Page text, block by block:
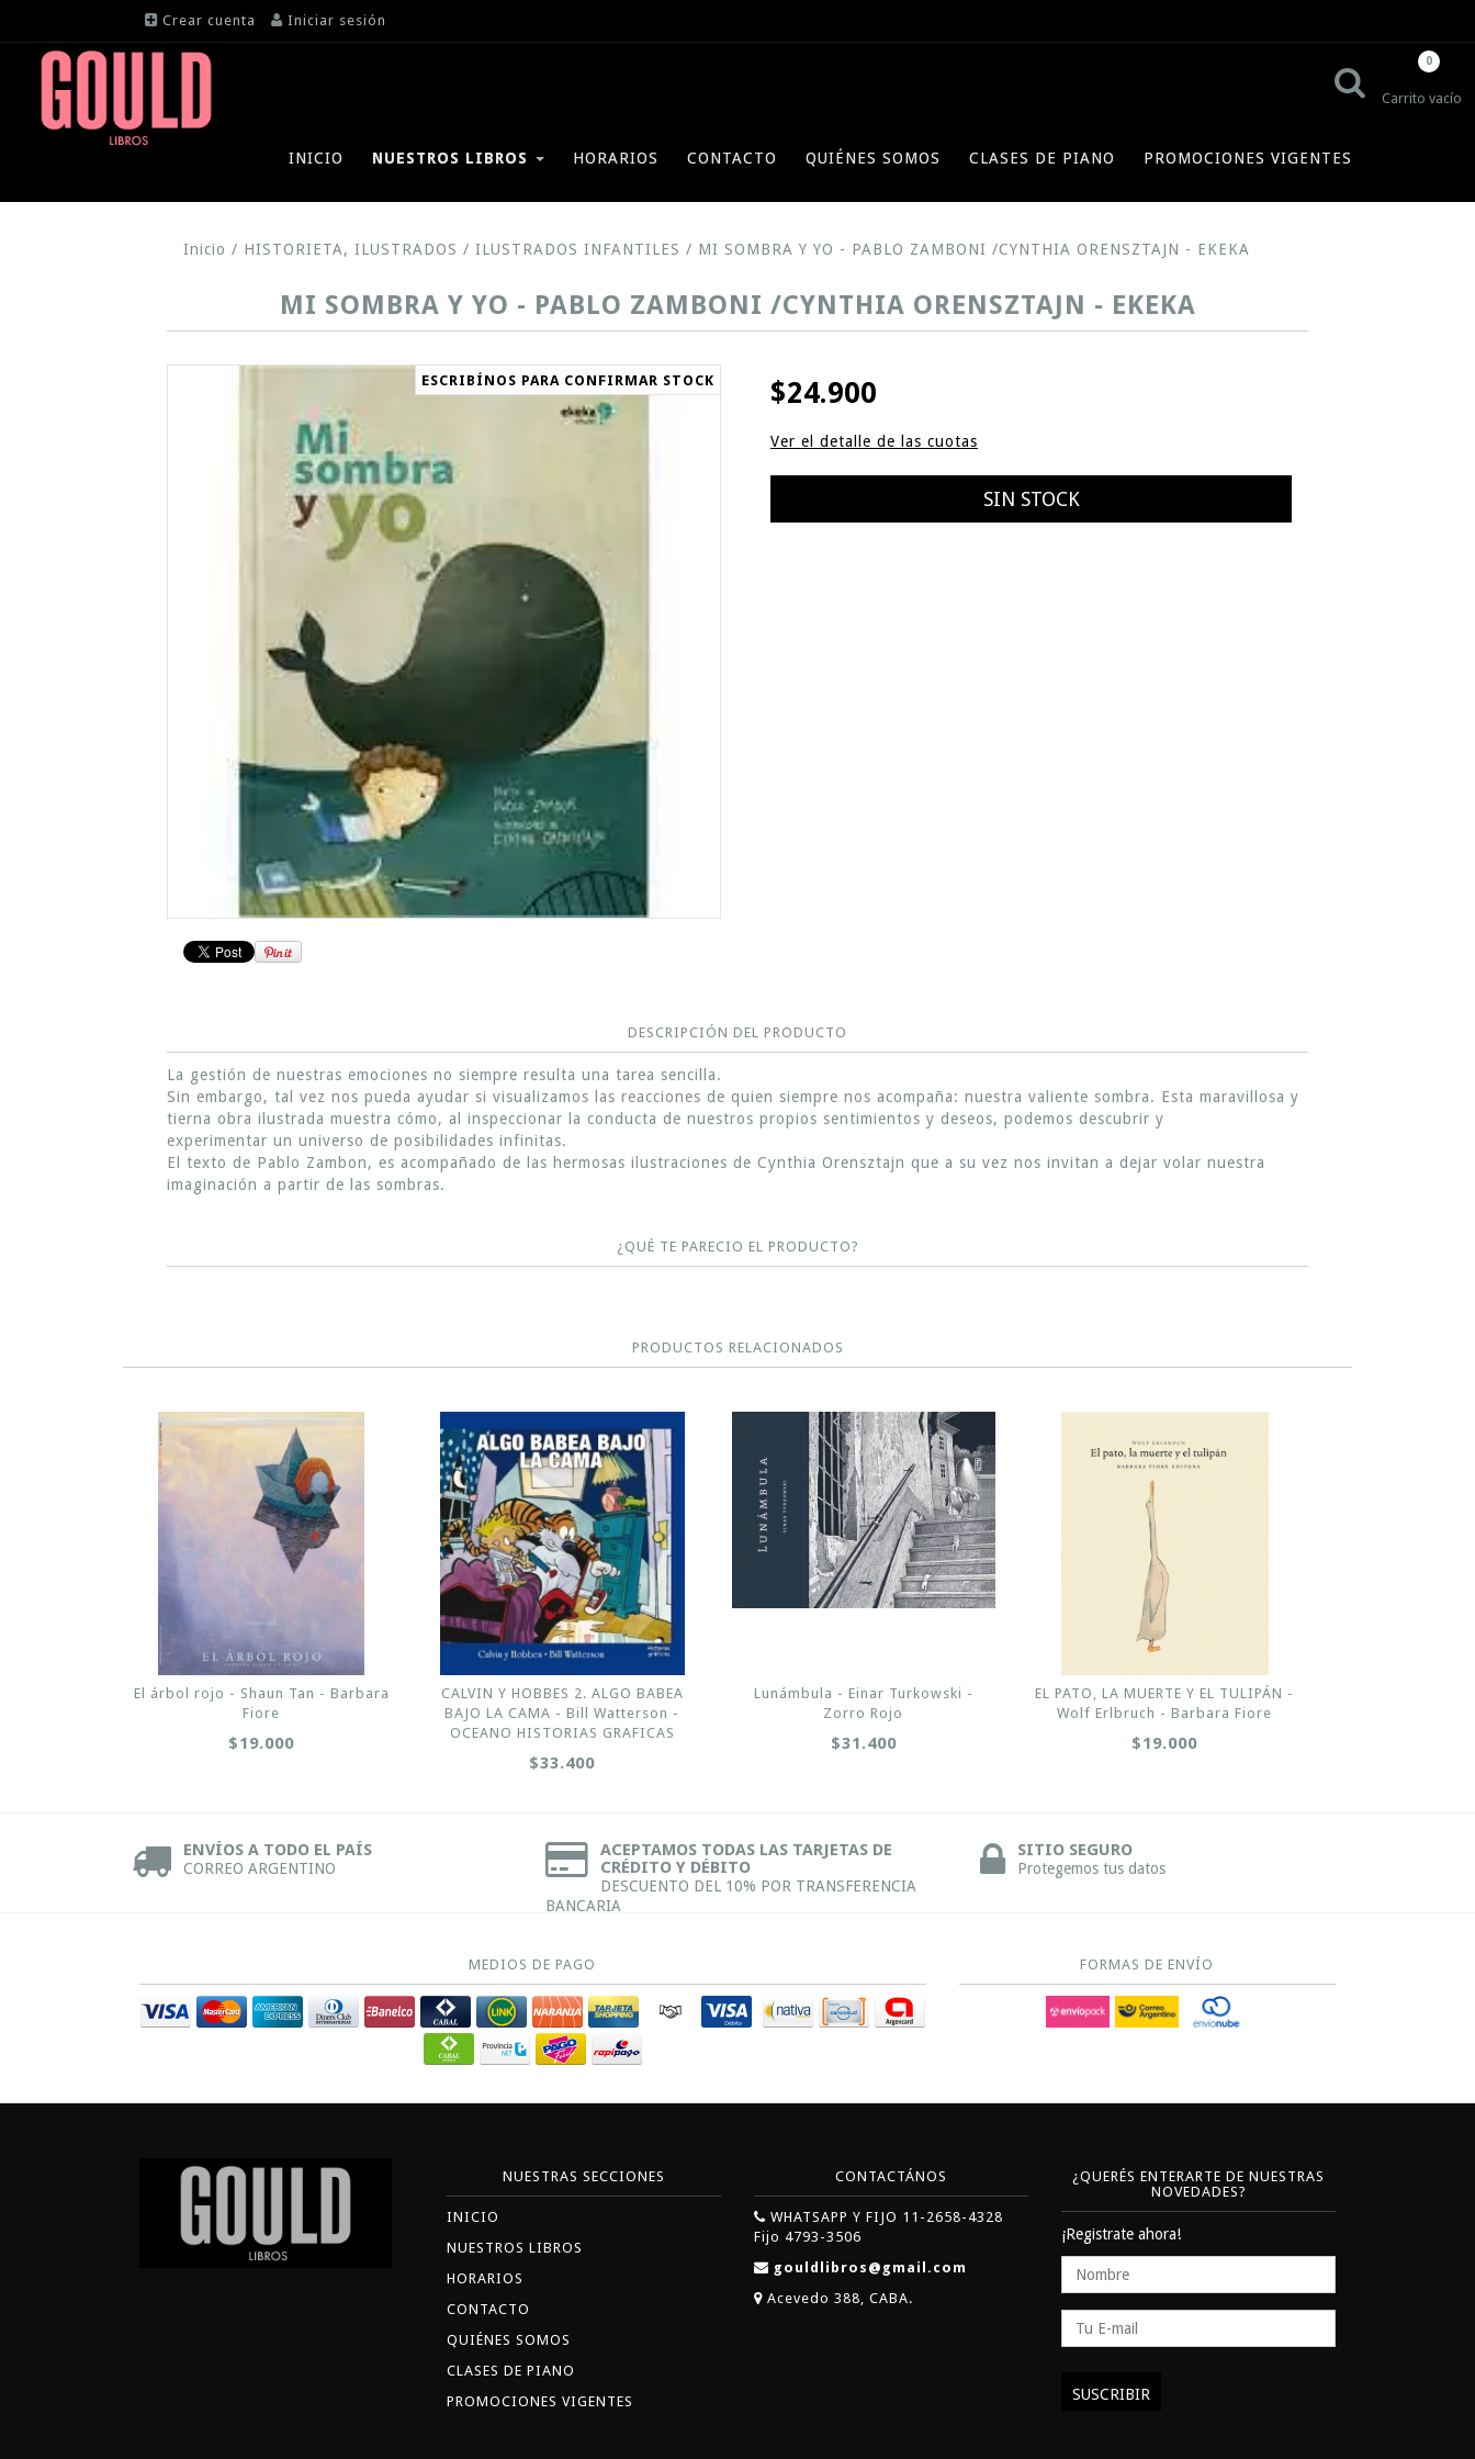
Crear cuenta Iniciar sesión
Carrito vacío
0
INICIO NUESTROS LIBROS HORARIOS CONTACTO QUIÉNES SOMOS CLASES DE PIANO PROMOCIONES VIGENTES
Inicio / HISTORIETA, ILUSTRADOS / ILUSTRADOS INFANTILES / MI SOMBRA Y YO - PABLO ZAMBONI /CYNTHIA ORENSZTAJN - EKEKA
MI SOMBRA Y YO - PABLO ZAMBONI /CYNTHIA ORENSZTAJN - EKEKA
ESCRIBÍNOS PARA CONFIRMAR STOCK $24.900
Ver el detalle de las cuotas
DESCRIPCIÓN DEL PRODUCTO
La gestión de nuestras emociones no siempre resulta una tarea sencilla.
Sin embargo, tal vez nos pueda ayudar si visualizamos las reacciones de quien siempre nos acompaña: nuestra valiente sombra. Esta maravillosa y
tierna obra ilustrada muestra cómo, al inspeccionar la conducta de nuestros propios sentimientos y deseos, podemos descubrir y
experimentar un universo de posibilidades infinitas.
El texto de Pablo Zambon, es acompañado de las hermosas ilustraciones de Cynthia Orensztajn que a su vez nos invitan a dejar volar nuestra
imaginación a partir de las sombras.
¿QUÉ TE PARECIO EL PRODUCTO?
PRODUCTOS RELACIONADOS
El árbol rojo - Shaun Tan - Barbara
Fiore
$19.000
CALVIN Y HOBBES 2. ALGO BABEA
BAJO LA CAMA - Bill Watterson -
OCEANO HISTORIAS GRAFICAS
$33.400
Lunámbula - Einar Turkowski -
Zorro Rojo
$31.400
EL PATO, LA MUERTE Y EL TULIPÁN -
Wolf Erlbruch - Barbara Fiore
$19.000
ENVÍOS A TODO EL PAÍS
CORREO ARGENTINO
ACEPTAMOS TODAS LAS TARJETAS DE
CRÉDITO Y DÉBITO
DESCUENTO DEL 10% POR TRANSFERENCIA
BANCARIA
SITIO SEGURO
Protegemos tus datos
MEDIOS DE PAGO FORMAS DE ENVÍO
NUESTRAS SECCIONES
INICIO
NUESTROS LIBROS
HORARIOS
CONTACTO
QUIÉNES SOMOS
CLASES DE PIANO
PROMOCIONES VIGENTES
CONTACTÁNOS
WHATSAPP Y FIJO 11-2658-4328
Fijo 4793-3506
gouldlibros@gmail.com
Acevedo 388, CABA.
¿QUERÉS ENTERARTE DE NUESTRAS
NOVEDADES?
¡Registrate ahora!